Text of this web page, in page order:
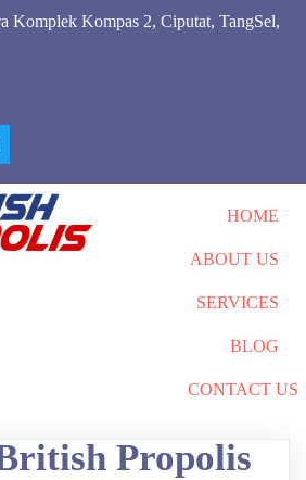
Komplek Kompas 2, Ciputat, TangSel,
HOME
ABOUT US
SERVICES
BLOG
CONTACT US
Propolis